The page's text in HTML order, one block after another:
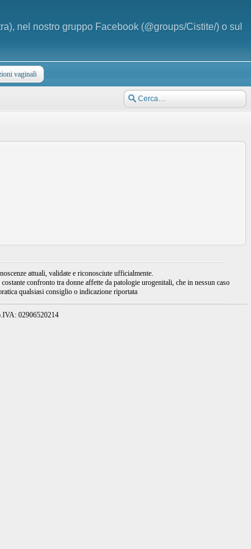
nel nostro gruppo Facebook (@groups/Cistite/) o sul
vaginali
attuali, validate e riconosciute ufficialmente.
confronto tra donne affette da patologie urogenitali, che in nessun caso
qualsiasi consiglio o indicazione riportata
02906520214